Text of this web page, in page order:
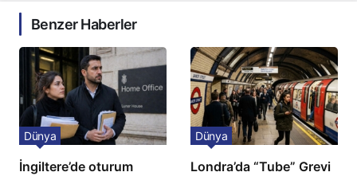
Benzer Haberler
İngiltere’de oturum
Dünya
Londra’da “Tube” Grevi
Dünya